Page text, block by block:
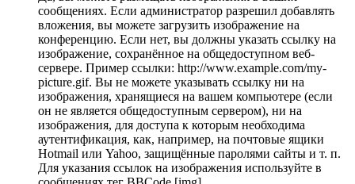
сообщениях. Если администратор разрешил добавлять
вложения, вы можете загрузить изображение на
конференцию. Если нет, вы должны указать ссылку на
изображение, сохранённое на общедоступном веб-
сервере. Пример ссылки: http://www.example.com/my-
picture.gif. Вы не можете указывать ссылку ни на
изображения, хранящиеся на вашем компьютере (если
он не является общедоступным сервером), ни на
изображения, для доступа к которым необходима
аутентификация, как, например, на почтовые ящики
Hotmail или Yahoo, защищённые паролями сайты и т. п.
Для указания ссылок на изображения используйте в